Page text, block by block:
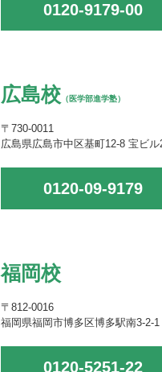
0120-9179-00
広島校 （医学部進学塾）
〒730-0011
広島県広島市中区基町12-8 宝ビル
0120-09-9179
福岡校
〒812-0016
福岡県福岡市博多区博多駅南3-2-1
0120-5251-22